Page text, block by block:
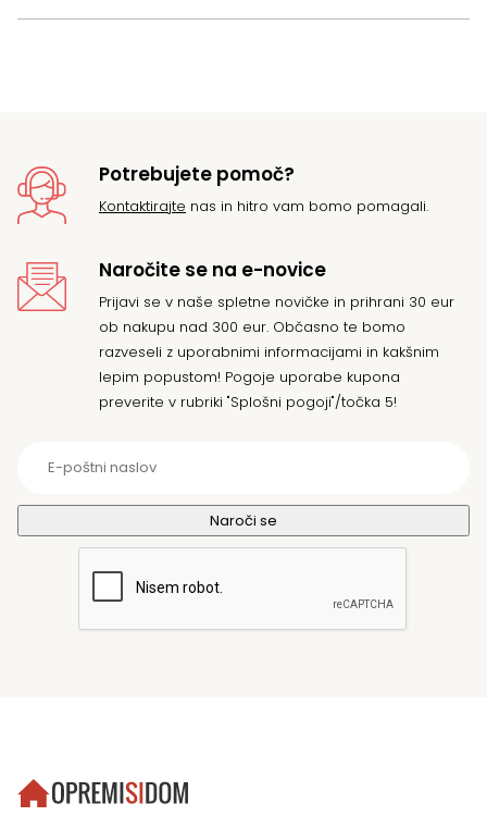
Potrebujete pomoč?
Kontaktirajte nas in hitro vam bomo pomagali.
Naročite se na e-novice
Prijavi se v naše spletne novičke in prihrani 30 eur
ob nakupu nad 300 eur. Občasno te bomo
razveseli z uporabnimi informacijami in kakšnim
lepim popustom! Pogoje uporabe kupona
preverite v rubriki "Splošni pogoji"/točka 5!